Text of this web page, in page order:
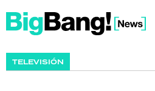
TELEVISIÓN
SHOW